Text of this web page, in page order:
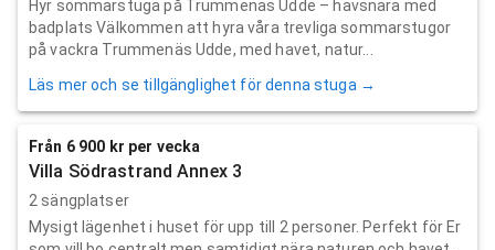
Hyr sommarstuga på Trummenäs Udde – havsnära med
badplats Välkommen att hyra våra trevliga sommarstugor
på vackra Trummenäs Udde, med havet, natur...
Läs mer och se tillgänglighet för denna stuga →
Från 6 900 kr per vecka
Villa Södrastrand Annex 3
2 sängplatser
Mysigt lägenhet i huset för upp till 2 personer. Perfekt för Er